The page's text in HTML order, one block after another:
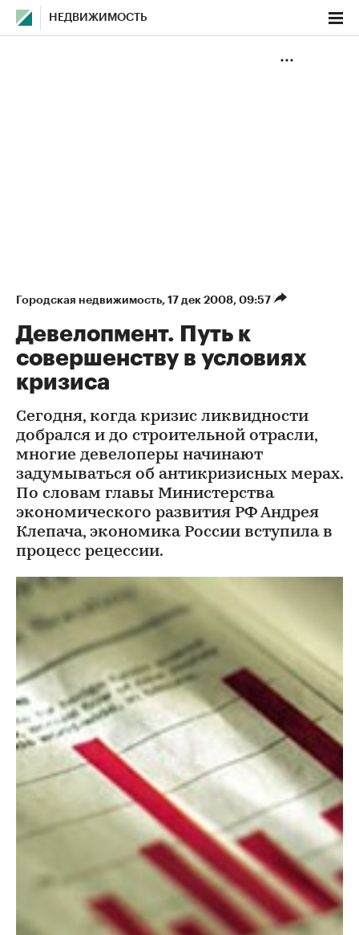
НЕДВИЖИМОСТЬ
Городская недвижимость⁠, 17 дек 2008, 09:57
Девелопмент. Путь к
совершенству в условиях
кризиса
Сегодня, когда кризис ликвидности
добрался и до строительной отрасли,
многие девелоперы начинают
задумываться об антикризисных мерах.
По словам главы Министерства
экономического развития РФ Андрея
Клепача, экономика России вступила в
процесс рецессии.